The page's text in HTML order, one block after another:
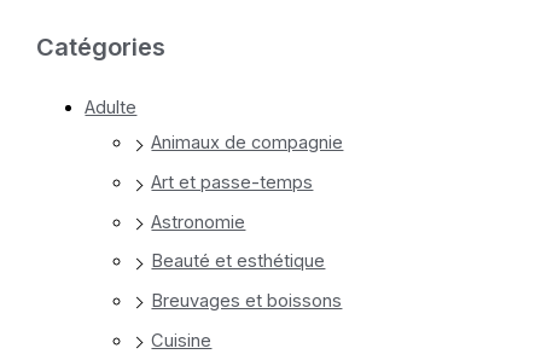
Catégories
Adulte
Animaux de compagnie
Art et passe-temps
Astronomie
Beauté et esthétique
Breuvages et boissons
Cuisine